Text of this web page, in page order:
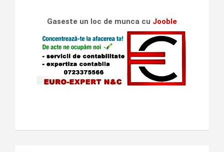
Gaseste un loc de munca cu Jooble